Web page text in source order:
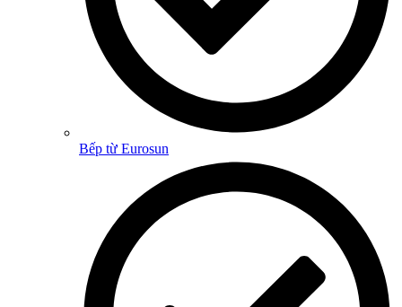
Bếp từ Eurosun